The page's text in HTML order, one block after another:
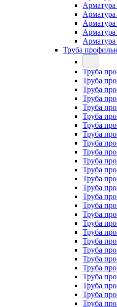
Труба
Труба
Труба
Труба
Труба
Труба
Труба
Труба
Труба
Труба
Труба
Труба
Труба
Труба
Труба
Труба
Труба
Труба
Труба
Труба
Труба
Труба
Труба
Труба
Труба
Труба
Труба
Труба